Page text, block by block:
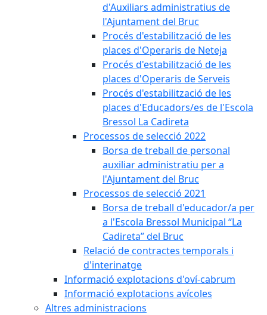
d'Auxiliars administratius de
l'Ajuntament del Bruc
Procés d'estabilització de les
places d'Operaris de Neteja
Procés d'estabilització de les
places d'Operaris de Serveis
Procés d'estabilització de les
places d'Educadors/es de l'Escola
Bressol La Cadireta
Processos de selecció 2022
Borsa de treball de personal
auxiliar administratiu per a
l'Ajuntament del Bruc
Processos de selecció 2021
Borsa de treball d'educador/a per
a l'Escola Bressol Municipal “La
Cadireta” del Bruc
Relació de contractes temporals i
d'interinatge
Informació explotacions d'oví-cabrum
Informació explotacions avícoles
Altres administracions